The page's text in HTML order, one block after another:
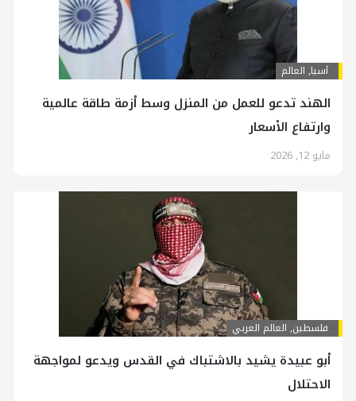
آسیا, العالم
الهند تدعو للعمل من المنزل وسط أزمة طاقة عالمية
وارتفاع الأسعار
مايو 12, 2026
فلسطين, العالم العربي
أبو عبيدة يشيد بالاشتباك في القدس ويدعو لمواجهة
الاحتلال